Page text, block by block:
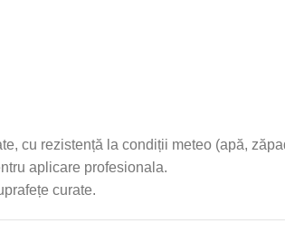
cu rezistență la condiții meteo (apă,
aplicare profesionala.
curate.